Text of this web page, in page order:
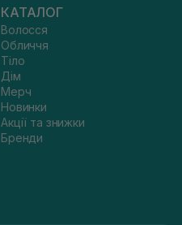
КАТАЛОГ
Волосся
Обличчя
Тіло
Дім
Мерч
Новинки
Акції та знижки
Бренди